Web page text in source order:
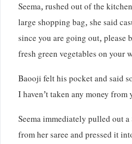
Seema, rushed out of the
large shopping bag, she said
since you are going out, please
fresh green vegetables on your
Baooji felt his pocket and said
I haven’t taken any money
Seema immediately pulled out
from her saree and pressed it